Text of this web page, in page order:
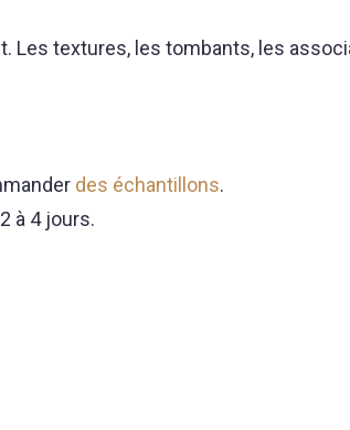
Les textures, les tombants, les
des échantillons.
à 4 jours.